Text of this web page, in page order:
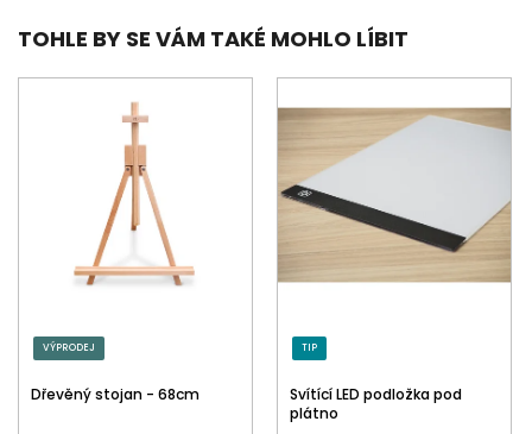
TOHLE BY SE VÁM TAKÉ MOHLO LÍBIT
VÝPRODEJ
Dřevěný stojan - 68cm
TIP
Svítící LED podložka pod
plátno